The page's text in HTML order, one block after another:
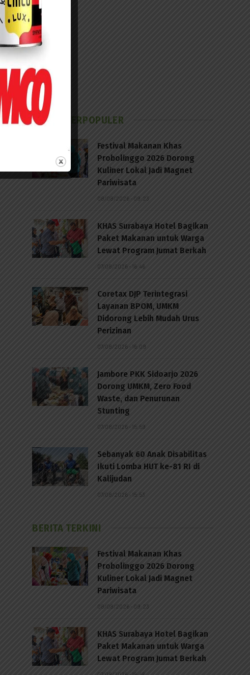
BERITA TERPOPULER
Festival Makanan Khas
Probolinggo 2026 Dorong
Kuliner Lokal Jadi Magnet
Pariwisata
08/08/2026 - 09:23
KHAS Surabaya Hotel Bagikan
Paket Makanan untuk Warga
Lewat Program Jumat Berkah
07/08/2026 - 16:46
Coretax DJP Terintegrasi
Layanan BPOM, UMKM
Didorong Lebih Mudah Urus
Perizinan
07/08/2026 - 16:09
Jambore PKK Sidoarjo 2026
Dorong UMKM, Zero Food
Waste, dan Penurunan
Stunting
07/08/2026 - 15:59
Sebanyak 60 Anak Disabilitas
Ikuti Lomba HUT ke-81 RI di
Kalijudan
07/08/2026 - 15:53
BERITA TERKINI
Festival Makanan Khas
Probolinggo 2026 Dorong
Kuliner Lokal Jadi Magnet
Pariwisata
08/08/2026 - 09:23
KHAS Surabaya Hotel Bagikan
Paket Makanan untuk Warga
Lewat Program Jumat Berkah